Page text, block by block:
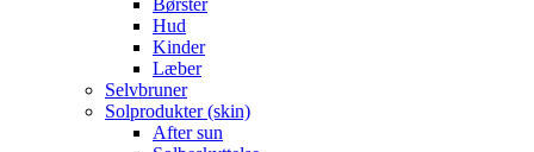
Børster
Hud
Kinder
Læber
Selvbruner
Solprodukter (skin)
After sun